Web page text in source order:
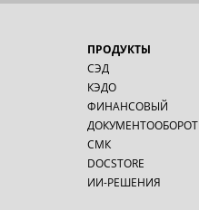
ПРОДУКТЫ
СЭД
КЭДО
ФИНАНСОВЫЙ
ДОКУМЕНТООБОРОТ
СМК
DOCSTORE
ИИ-РЕШЕНИЯ